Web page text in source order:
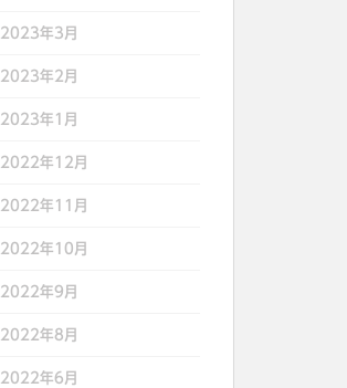
2023年3月
2023年2月
2023年1月
2022年12月
2022年11月
2022年10月
2022年9月
2022年8月
2022年6月